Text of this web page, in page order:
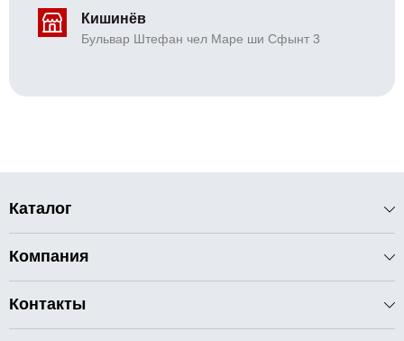
Кишинёв
Бульвар Штефан чел Маре ши Сфынт 3
Каталог
Компания
Контакты